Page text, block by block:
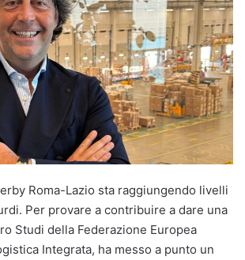
Roma-Lazio sta raggiungendo livelli
Per provare a contribuire a dare una
Studi della Federazione Europea
Integrata, ha messo a punto un